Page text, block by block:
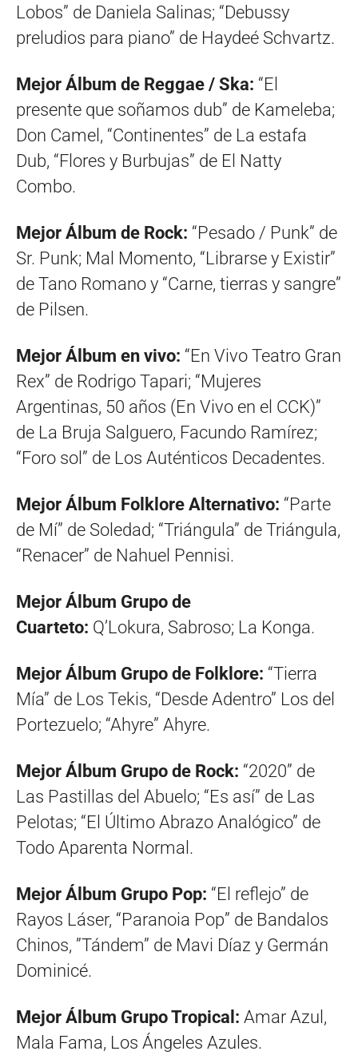
Lobos” de Daniela Salinas; “Debussy
preludios para piano” de Haydeé Schvartz.
Mejor Álbum de Reggae / Ska: “El
presente que soñamos dub” de Kameleba;
Don Camel, “Continentes” de La estafa
Dub, “Flores y Burbujas” de El Natty
Combo.
Mejor Álbum de Rock: “Pesado / Punk” de
Sr. Punk; Mal Momento, “Librarse y Existir”
de Tano Romano y “Carne, tierras y sangre”
de Pilsen.
Mejor Álbum en vivo: “En Vivo Teatro Gran
Rex” de Rodrigo Tapari; “Mujeres
Argentinas, 50 años (En Vivo en el CCK)”
de La Bruja Salguero, Facundo Ramírez;
“Foro sol” de Los Auténticos Decadentes.
Mejor Álbum Folklore Alternativo: “Parte
de Mí” de Soledad; “Triángula” de Triángula,
“Renacer” de Nahuel Pennisi.
Mejor Álbum Grupo de
Cuarteto: Q’Lokura, Sabroso; La Konga.
Mejor Álbum Grupo de Folklore: “Tierra
Mía” de Los Tekis, “Desde Adentro” Los del
Portezuelo; “Ahyre” Ahyre.
Mejor Álbum Grupo de Rock: “2020” de
Las Pastillas del Abuelo; “Es así” de Las
Pelotas; “El Último Abrazo Analógico” de
Todo Aparenta Normal.
Mejor Álbum Grupo Pop: “El reflejo” de
Rayos Láser, “Paranoia Pop” de Bandalos
Chinos, ”Tándem” de Mavi Díaz y Germán
Dominicé.
Mejor Álbum Grupo Tropical: Amar Azul,
Mala Fama, Los Ángeles Azules.